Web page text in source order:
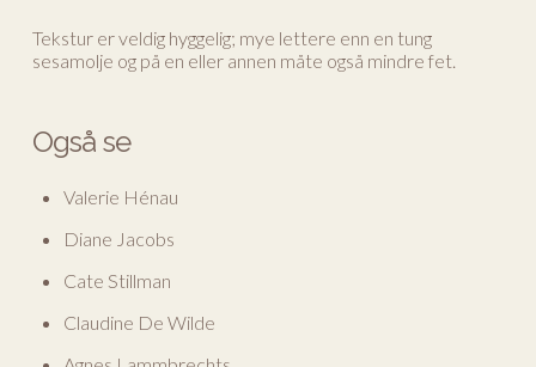
Tekstur er veldig hyggelig; mye lettere enn en tung
sesamolje og på en eller annen måte også mindre fet.
Også se
Valerie Hénau
Diane Jacobs
Cate Stillman
Claudine De Wilde